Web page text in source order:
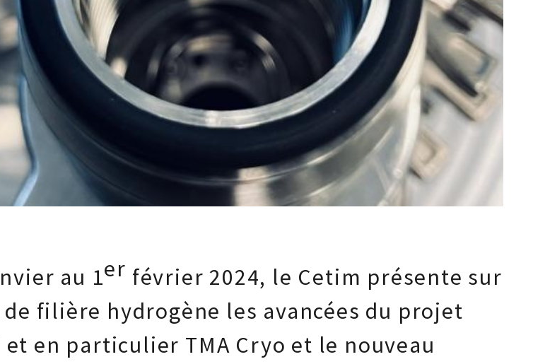
au 1er février 2024, le Cetim présente sur
filière hydrogène les avancées du projet
et en particulier TMA Cryo et le nouveau